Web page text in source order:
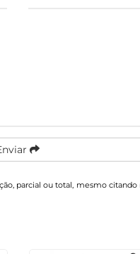
parcial ou total, mesmo